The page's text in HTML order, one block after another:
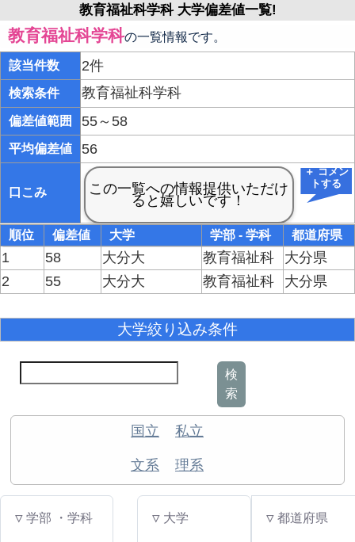
教育福祉科学科 大学偏差値一覧!
教育福祉科学科の一覧情報です。
該当件数 2件
検索条件 教育福祉科学科
偏差値範囲 55～58
平均偏差値 56
口こみ
＋ コメン
トする
順位 偏差値 大学 学部 - 学科 都道府県
1 58 大分大 教育福祉科
大分県
2
55 大分大 教育福祉科 大分県
大学絞り込み条件
検
索
国立 私立
文系 理系
▽ 学部 ・学科 ▽ 大学 ▽ 都道府県